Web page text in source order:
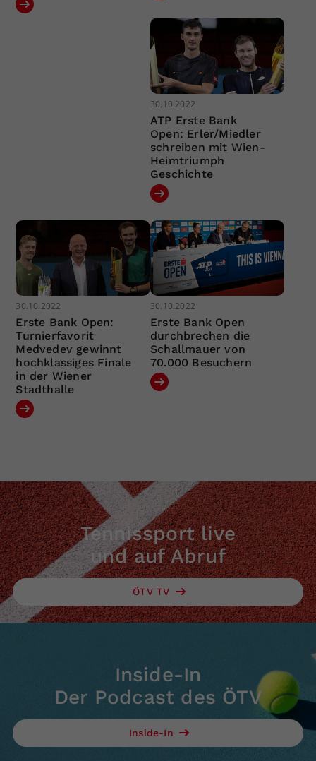
30.10.2022
ATP Erste Bank
Open: Erler/Miedler
schreiben mit Wien-
Heimtriumph
Geschichte
30.10.2022
Erste Bank Open:
Turnierfavorit
Medvedev gewinnt
hochklassiges Finale
in der Wiener
Stadthalle
30.10.2022
Erste Bank Open
durchbrechen die
Schallmauer von
70.000 Besuchern
Tennissport live
und auf Abruf
ÖTV TV
Inside-In
Der Podcast des ÖTV
Inside-In